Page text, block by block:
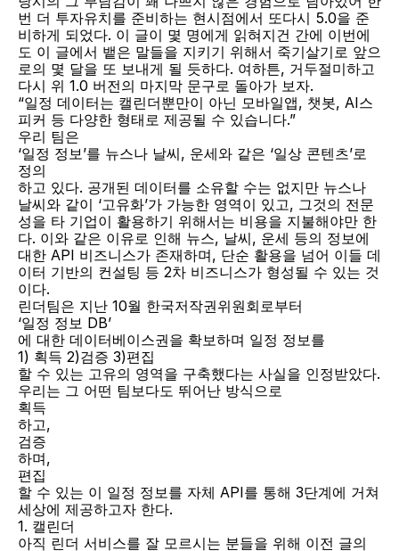
번 더 투자유치를 준비하는 현시점에서 또다시 5.0을 준
비하게 되었다. 이 글이 몇 명에게 읽혀지건 간에 이번에
도 이 글에서 뱉은 말들을 지키기 위해서 죽기살기로 앞으
로의 몇 달을 또 보내게 될 듯하다. 여하튼, 거두절미하고
다시 위 1.0 버전의 마지막 문구로 돌아가 보자.
“일정 데이터는 캘린더뿐만이 아닌 모바일앱, 챗봇, AI스
피커 등 다양한 형태로 제공될 수 있습니다.”
우리 팀은
‘일정 정보’를 뉴스나 날씨, 운세와 같은 ‘일상 콘텐츠’로
정의
하고 있다. 공개된 데이터를 소유할 수는 없지만 뉴스나
날씨와 같이 ‘고유화’가 가능한 영역이 있고, 그것의 전문
성을 타 기업이 활용하기 위해서는 비용을 지불해야만 한
다. 이와 같은 이유로 인해 뉴스, 날씨, 운세 등의 정보에
대한 API 비즈니스가 존재하며, 단순 활용을 넘어 이들 데
이터 기반의 컨설팅 등 2차 비즈니스가 형성될 수 있는 것
이다.
린더팀은 지난 10월 한국저작권위원회로부터
‘일정 정보 DB’
에 대한 데이터베이스권을 확보하며 일정 정보를
1) 획득 2)검증 3)편집
할 수 있는 고유의 영역을 구축했다는 사실을 인정받았다.
우리는 그 어떤 팀보다도 뛰어난 방식으로
획득
하고,
검증
하며,
편집
할 수 있는 이 일정 정보를 자체 API를 통해 3단계에 거쳐
세상에 제공하고자 한다.
1. 캘린더
아직 린더 서비스를 잘 모르시는 분들을 위해 이전 글의